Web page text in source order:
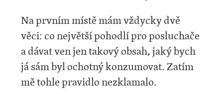
Na prvním místě mám vždycky dvě
věci: co největší pohodlí pro posluchače
a dávat ven jen takový obsah, jaký bych
já sám byl ochotný konzumovat. Zatím
mě tohle pravidlo nezklamalo.